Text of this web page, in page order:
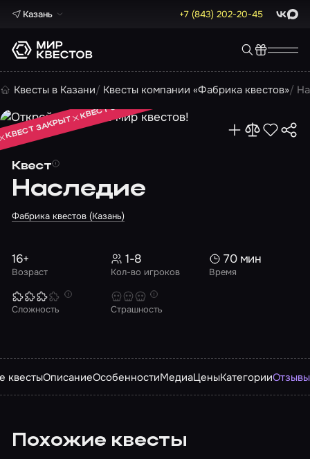
Казань +7 (843) 202-20-45 Max
Квесты в Казани Квесты компании «Фабрика квестов»
Квест
Наследие
Фабрика квестов (Казань)
КВЕСТ ЗАКРЫТ
КВЕСТ ЗАКРЫТ
КВЕСТ ЗАКРЫТ
Возраст
16+
Кол-во игроков
1-8
Время
70 мин
Сложность Страшность
квестыОписаниеОсобенностиМедиаЦеныКатегорииОтзывы
Похожие квесты